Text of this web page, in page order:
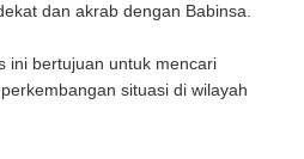
dan akrab dengan Babinsa.
ini bertujuan untuk mencari
situasi di wilayah